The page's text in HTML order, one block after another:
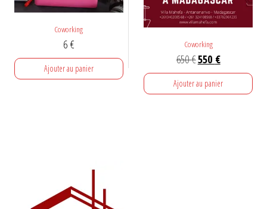
Coworking
6€
Ajouter au panier
Coworking
650€Le
prix
initial
550 €Le
prix
actuel
Ajouter au panier